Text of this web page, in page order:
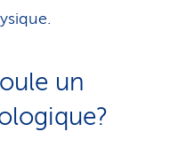
un